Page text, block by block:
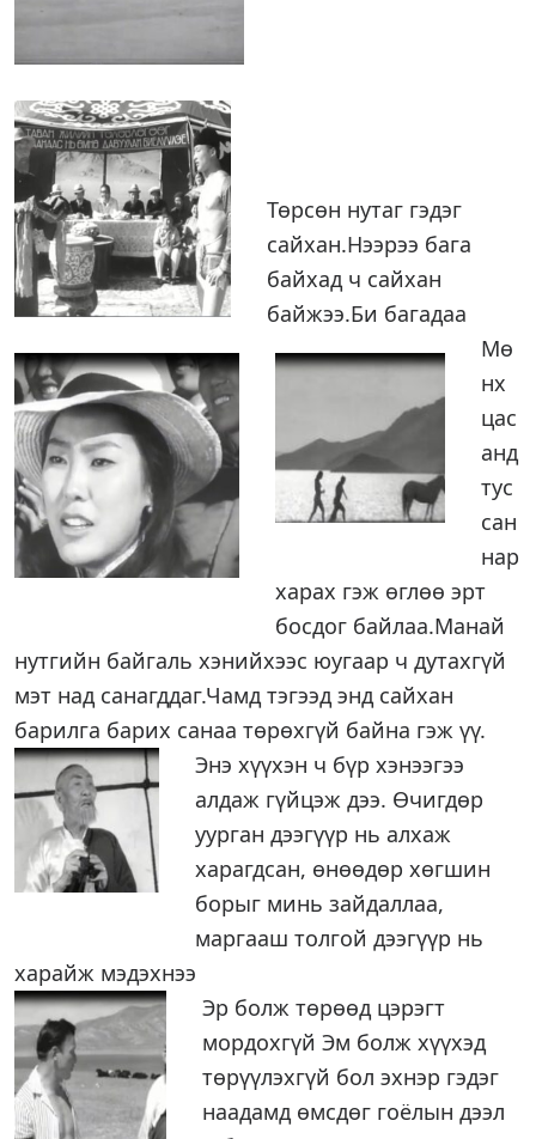
Төрсөн нутаг гэдэг
сайхан.Нээрээ бага
байхад ч сайхан
байжээ.Би багадаа
Мө
нх
цас
анд
тус
сан
нар
харах гэж өглөө эрт
босдог байлаа.Манай
нутгийн байгаль хэнийхээс юугаар ч дутахгүй
мэт над санагддаг.Чамд тэгээд энд сайхан
барилга барих санаа төрөхгүй байна гэж үү.
Энэ хүүхэн ч бүр хэнээгээ
алдаж гүйцэж дээ. Өчигдөр
уурган дээгүүр нь алхаж
харагдсан, өнөөдөр хөгшин
борыг минь зайдаллаа,
маргааш толгой дээгүүр нь
харайж мэдэхнээ
Эр болж төрөөд цэрэгт
мордохгүй Эм болж хүүхэд
төрүүлэхгүй бол эхнэр гэдэг
наадамд өмсдөг гоёлын дээл